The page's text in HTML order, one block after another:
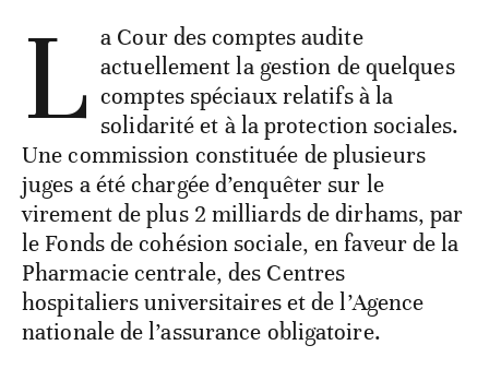
L a Cour des comptes audite
actuellement la gestion de quelques
comptes spéciaux relatifs à la
solidarité et à la protection sociales.
Une commission constituée de plusieurs
juges a été chargée d’enquêter sur le
virement de plus 2 milliards de dirhams, par
le Fonds de cohésion sociale, en faveur de la
Pharmacie centrale, des Centres
hospitaliers universitaires et de l’Agence
nationale de l’assurance obligatoire.